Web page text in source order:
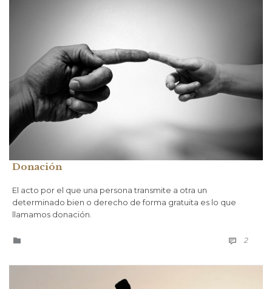
Donación
El acto por el que una persona transmite a otra un
determinado bien o derecho de forma gratuita es lo que
llamamos donación.
  2